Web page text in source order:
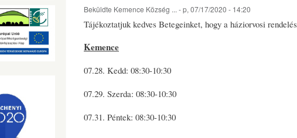
Beküldte Kemence Község ... - p, 07/17/2020 - 14:20
Tájékoztatjuk kedves Betegeinket, hogy a háziorvosi rendelés
Kemence
07.28. Kedd: 08:30-10:30
07.29. Szerda: 08:30-10:30
07.31. Péntek: 08:30-10:30